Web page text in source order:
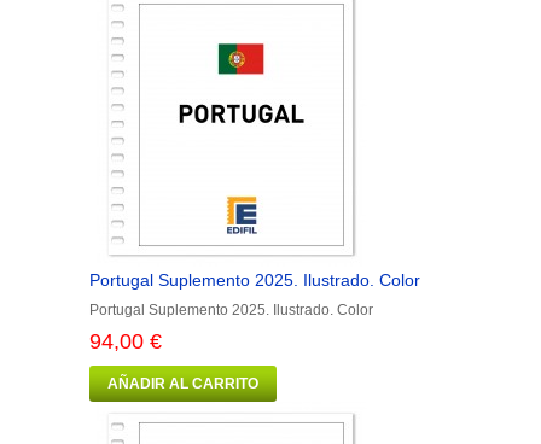
Portugal Suplemento 2025. Ilustrado. Color
Portugal Suplemento 2025. Ilustrado. Color
94,00 €
AÑADIR AL CARRITO